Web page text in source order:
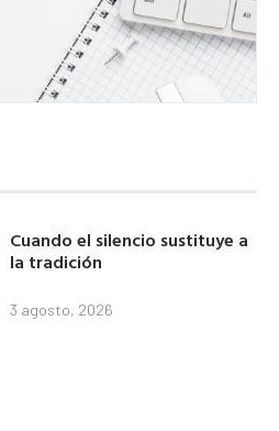
Cuando el silencio sustituye a
la tradición
3 agosto, 2026